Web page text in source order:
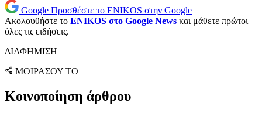
Google Προσθέστε το ENIKOS στην Google
Ακολουθήστε το ENIKOS στο Google News και μάθετε πρώτοι
όλες τις ειδήσεις.
ΔΙΑΦΗΜΙΣΗ
ΜΟΙΡΑΣΟΥ ΤΟ
Κοινοποίηση άρθρου